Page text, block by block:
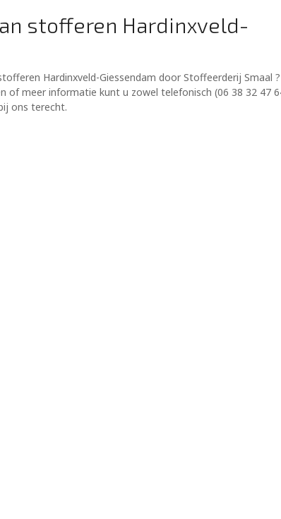
stofferen Hardinxveld-
Hardinxveld-Giessendam door Stoffeerderij Smaal
of meer informatie kunt u zowel telefonisch (06 38 32 47
ons terecht.